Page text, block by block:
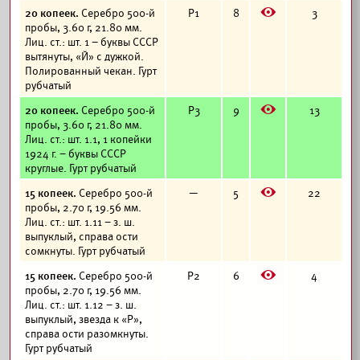
20 копеек. Серебро 500-й
пробы, 3.60 г, 21.80 мм.
Лиц. ст.: шт. 1 – буквы СССР
вытянуты, «Й» с дужкой.
Полированный чекан. Гурт
рубчатый
Р1 8 E 3
20 копеек. Серебро 500-й
пробы, 3.60 г, 21.80 мм.
Лиц. ст.: шт. 1.1, 1 копейки
1924 г. – буквы СССР
круглые. Гурт рубчатый
Р3 9 E 13
15 копеек. Серебро 500-й
пробы, 2.70 г, 19.56 мм.
Лиц. ст.: шт. 1.11 – з. ш.
выпуклый, справа ости
сомкнуты. Гурт рубчатый
— 5 E 22
15 копеек. Серебро 500-й
пробы, 2.70 г, 19.56 мм.
Лиц. ст.: шт. 1.12 – з. ш.
выпуклый, звезда к «Р»,
справа ости разомкнуты.
Гурт рубчатый
Р2 6 E 4